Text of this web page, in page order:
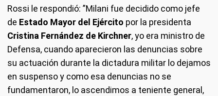
Rossi le respondió: ”Milani fue decidido como jefe
de Estado Mayor del Ejército por la presidenta
Cristina Fernández de Kirchner, yo era ministro de
Defensa, cuando aparecieron las denuncias sobre
su actuación durante la dictadura militar lo dejamos
en suspenso y como esa denuncias no se
fundamentaron, lo ascendimos a teniente general,